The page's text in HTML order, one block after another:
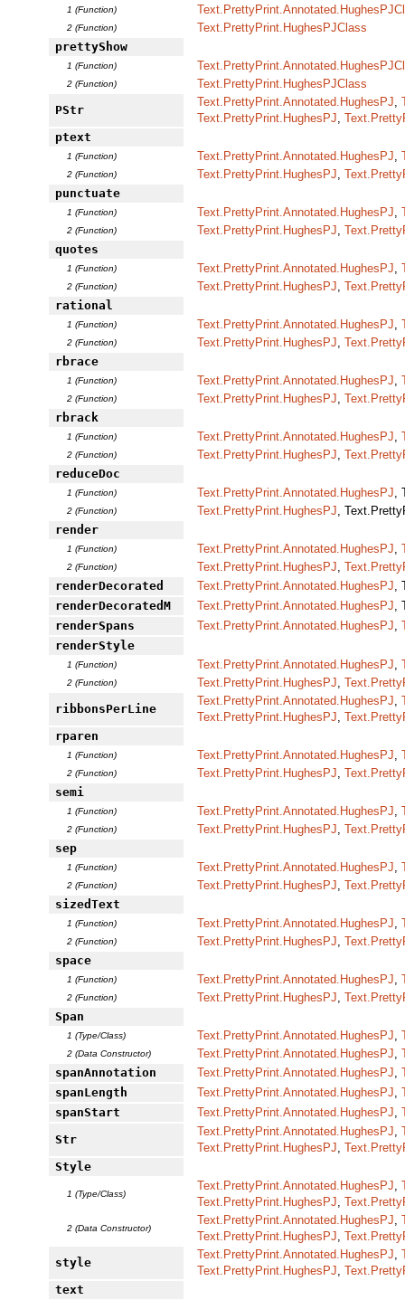
1 (Function)
2 (Function)
Text.PrettyPrint.HughesPJClass
prettyShow
1 (Function)
2 (Function)
Text.PrettyPrint.HughesPJClass
PStr
Text.PrettyPrint.Annotated.HughesPJ
Text.PrettyPrint.HughesPJ
ptext
1 (Function) Text.PrettyPrint.Annotated.HughesPJ
2 (Function) Text.PrettyPrint.HughesPJ
punctuate
1 (Function) Text.PrettyPrint.Annotated.HughesPJ
2 (Function) Text.PrettyPrint.HughesPJ
quotes
1 (Function) Text.PrettyPrint.Annotated.HughesPJ
2 (Function) Text.PrettyPrint.HughesPJ
rational
1 (Function) Text.PrettyPrint.Annotated.HughesPJ
2 (Function) Text.PrettyPrint.HughesPJ
rbrace
1 (Function) Text.PrettyPrint.Annotated.HughesPJ
2 (Function) Text.PrettyPrint.HughesPJ
rbrack
1 (Function) Text.PrettyPrint.Annotated.HughesPJ
2 (Function) Text.PrettyPrint.HughesPJ
reduceDoc
1 (Function) Text.PrettyPrint.Annotated.HughesPJ
2 (Function) Text.PrettyPrint.HughesPJ ,
render
1 (Function) Text.PrettyPrint.Annotated.HughesPJ
2 (Function) Text.PrettyPrint.HughesPJ
renderDecorated
Text.PrettyPrint.Annotated.HughesPJ
renderDecoratedM
Text.PrettyPrint.Annotated.HughesPJ
renderSpans
Text.PrettyPrint.Annotated.HughesPJ
renderStyle
1 (Function) Text.PrettyPrint.Annotated.HughesPJ
2 (Function) Text.PrettyPrint.HughesPJ
ribbonsPerLine
Text.PrettyPrint.Annotated.HughesPJ
Text.PrettyPrint.HughesPJ
rparen
1 (Function) Text.PrettyPrint.Annotated.HughesPJ
2 (Function) Text.PrettyPrint.HughesPJ
semi
1 (Function) Text.PrettyPrint.Annotated.HughesPJ
2 (Function) Text.PrettyPrint.HughesPJ
sep
1 (Function) Text.PrettyPrint.Annotated.HughesPJ
2 (Function) Text.PrettyPrint.HughesPJ
sizedText
1 (Function) Text.PrettyPrint.Annotated.HughesPJ
2 (Function) Text.PrettyPrint.HughesPJ
space
1 (Function) Text.PrettyPrint.Annotated.HughesPJ
2 (Function) Text.PrettyPrint.HughesPJ
Span
1 (Type/Class) Text.PrettyPrint.Annotated.HughesPJ
2 (Data Constructor) Text.PrettyPrint.Annotated.HughesPJ
spanAnnotation
Text.PrettyPrint.Annotated.HughesPJ
spanLength
Text.PrettyPrint.Annotated.HughesPJ
spanStart
Text.PrettyPrint.Annotated.HughesPJ
Str
Text.PrettyPrint.Annotated.HughesPJ
Text.PrettyPrint.HughesPJ
Style
1 (Type/Class)
Text.PrettyPrint.Annotated.HughesPJ
Text.PrettyPrint.HughesPJ
2 (Data Constructor)
Text.PrettyPrint.Annotated.HughesPJ
Text.PrettyPrint.HughesPJ
style
Text.PrettyPrint.Annotated.HughesPJ
Text.PrettyPrint.HughesPJ
text